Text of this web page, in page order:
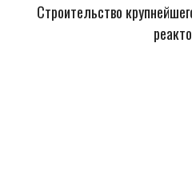
Строительство